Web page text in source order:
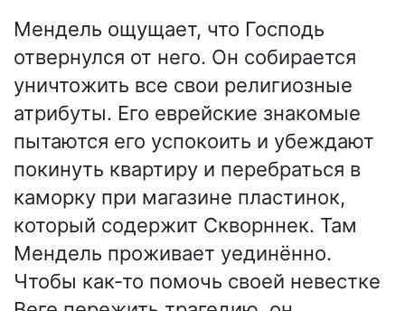
Мендель ощущает, что Господь
отвернулся от него. Он собирается
уничтожить все свои религиозные
атрибуты. Его еврейские знакомые
пытаются его успокоить и убеждают
покинуть квартиру и перебраться в
каморку при магазине пластинок,
который содержит Скворннек. Там
Мендель проживает уединённо.
Чтобы как-то помочь своей невестке